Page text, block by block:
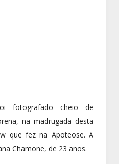
fotografado cheio de
na madrugada desta
que fez na Apoteose. A
Chamone, de 23 anos.